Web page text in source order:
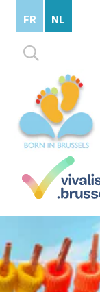
content
Zoeken
naar:
FR NL